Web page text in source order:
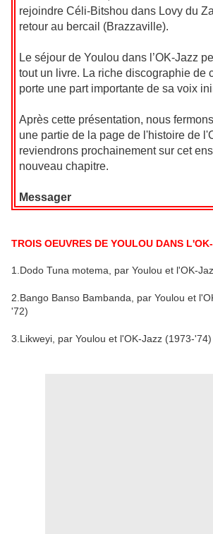
rejoindre Céli-Bitshou dans Lovy du
retour au bercail (Brazzaville).
Le séjour de Youlou dans l’OK-Jazz
tout un livre. La riche discographie de
porte une part importante de sa voix
Après cette présentation, nous
une partie de la page de l'histoire de
reviendrons prochainement sur cet
nouveau chapitre.
Messager
TROIS OEUVRES DE YOULOU DANS
1.Dodo Tuna motema, par Youlou et l'OK-
2.Bango Banso Bambanda, par Youlou et
'72)
3.Likweyi, par Youlou et l'OK-Jazz (1973-'74)